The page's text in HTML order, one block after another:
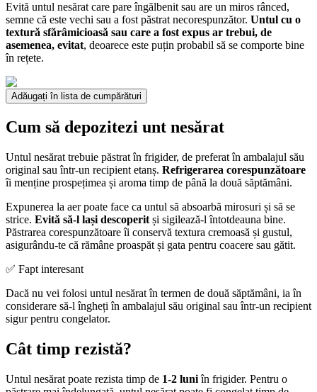
Evită untul nesărat care pare îngălbenit sau are un miros rânced,
semne că este vechi sau a fost păstrat necorespunzător. Untul cu o
textură sfărâmicioasă sau care a fost expus ar trebui, de
asemenea, evitat, deoarece este puțin probabil să se comporte bine
în rețete.
Adăugați în lista de cumpărături
Cum să depozitezi unt nesărat
Untul nesărat trebuie păstrat în frigider, de preferat în ambalajul său
original sau într-un recipient etanș. Refrigerarea corespunzătoare
îi menține prospețimea și aroma timp de până la două săptămâni.
Expunerea la aer poate face ca untul să absoarbă mirosuri și să se
strice. Evită să-l lași descoperit și sigilează-l întotdeauna bine.
Păstrarea corespunzătoare îi conservă textura cremoasă și gustul,
asigurându-te că rămâne proaspăt și gata pentru coacere sau gătit.
✅ Fapt interesant
Dacă nu vei folosi untul nesărat în termen de două săptămâni, ia în
considerare să-l îngheți în ambalajul său original sau într-un recipient
sigur pentru congelator.
Cât timp rezistă?
Untul nesărat poate rezista timp de 1-2 luniîn frigider. Pentru o